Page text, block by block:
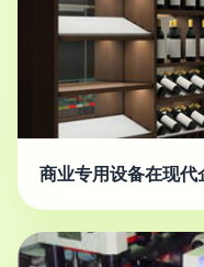
商业专用设备在现